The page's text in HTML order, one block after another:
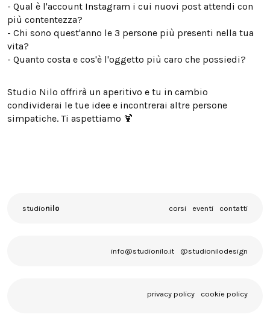
- Qual è l'account Instagram i cui nuovi post attendi con
più contentezza?
- Chi sono quest'anno le 3 persone più presenti nella tua
vita?
- Quanto costa e cos'è l'oggetto più caro che possiedi?
Studio Nilo offrirà un aperitivo e tu in cambio
condividerai le tue idee e incontrerai altre persone
simpatiche. Ti aspettiamo 🍹
studionilo corsi eventi contatti
info@studionilo.it @studionilodesign
privacy policy cookie policy